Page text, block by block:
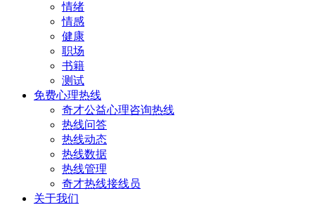
情绪
情感
健康
职场
书籍
测试
免费心理热线
奇才公益心理咨询热线
热线问答
热线动态
热线数据
热线管理
奇才热线接线员
关于我们